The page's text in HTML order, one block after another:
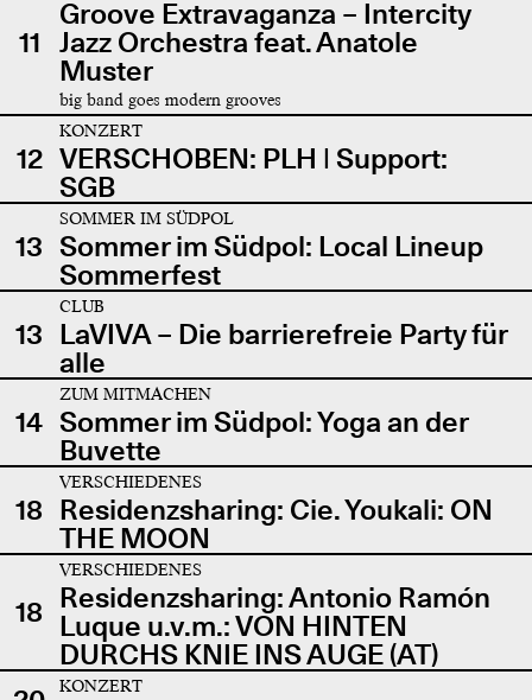
11
Groove Extravaganza – Intercity
Jazz Orchestra feat. Anatole
Muster
big band goes modern grooves
12
KONZERT
VERSCHOBEN: PLH | Support:
SGB
13
SOMMER IM SÜDPOL
Sommer im Südpol: Local Lineup
Sommerfest
13
CLUB
LaVIVA – Die barrierefreie Party für
alle
14
ZUM MITMACHEN
Sommer im Südpol: Yoga an der
Buvette
18
VERSCHIEDENES
Residenzsharing: Cie. Youkali: ON
THE MOON
18
VERSCHIEDENES
Residenzsharing: Antonio Ramón
Luque u.v.m.: VON HINTEN
DURCHS KNIE INS AUGE (AT)
KONZERT